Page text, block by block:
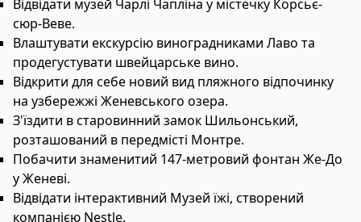
Відвідати музей Чарлі Чапліна у містечку Корсьє-
сюр-Веве.
Влаштувати екскурсію виноградниками Лаво та
продегустувати швейцарське вино.
Відкрити для себе новий вид пляжного відпочинку
на узбережжі Женевського озера.
З'їздити в старовинний замок Шильонський,
розташований в передмісті Монтре.
Побачити знаменитий 147-метровий фонтан Же-До
у Женеві.
Відвідати інтерактивний Музей їжі, створений
компанією Nestle.